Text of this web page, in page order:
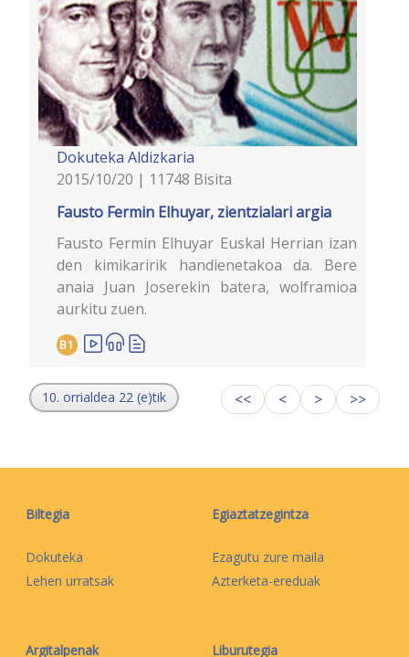
Dokuteka Aldizkaria
2015/10/20 | 11748 Bisita
Fausto Fermin Elhuyar, zientzialari argia
Fausto Fermin Elhuyar Euskal Herrian izan
den kimikaririk handienetakoa da. Bere
anaia Juan Joserekin batera, wolframioa
aurkitu zuen.
B1
10. orrialdea 22 (e)tik << < > >>
Biltegia
Dokuteka
Lehen urratsak
Egiaztatzegintza
Ezagutu zure maila
Azterketa-ereduak
Argitalpenak Liburutegia